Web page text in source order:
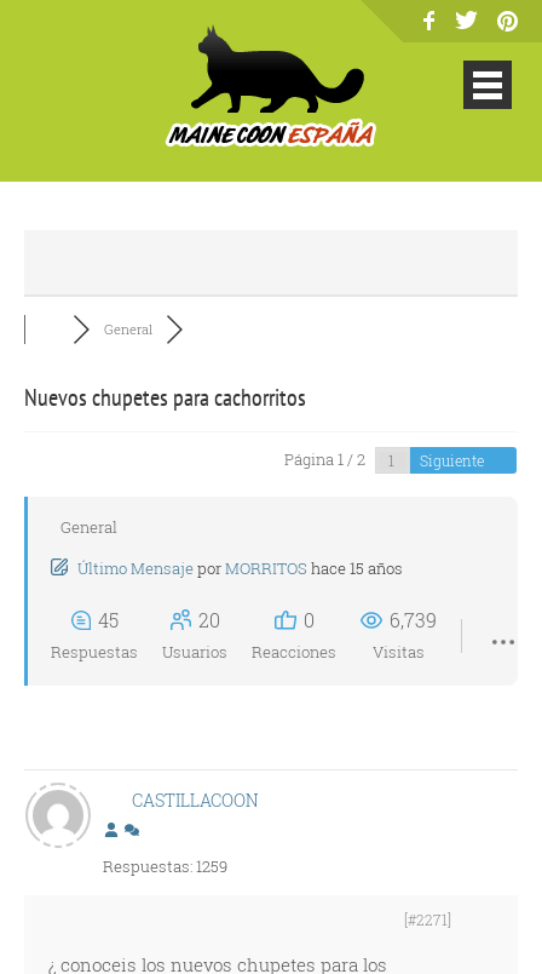
General
Nuevos chupetes para cachorritos
Página 1 / 2 Siguiente
General
Último MensajeporMORRITOS hace 15 años
45
Respuestas
20
Usuarios
0
Reacciones
6,739
Visitas
CASTILLACOON
Respuestas: 1259
[#2271]
¿ conoceis los nuevos chupetes para los